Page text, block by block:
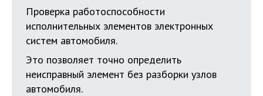
Проверка работоспособности
исполнительных элементов электронных
систем автомобиля.
Это позволяет точно определить
неисправный элемент без разборки узлов
автомобиля.